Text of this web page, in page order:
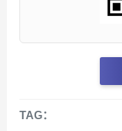
TAG：